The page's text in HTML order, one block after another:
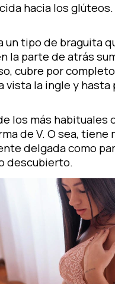
hacia los
un tipo de braguita
la parte de atrás
cubre por
vista la ingle y
los más habituales
de V. O sea, tiene
delgada como
descubierto.